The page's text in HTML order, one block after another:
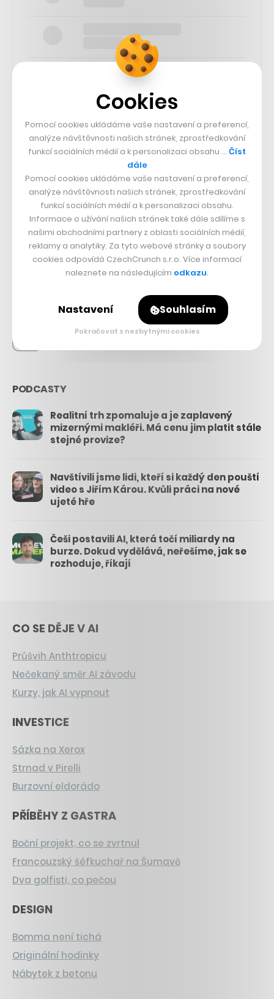
SLEDUJTE NÁS
73k
25k
56.4k
PODCASTY
Realitní trh zpomaluje a je zaplavený
mizernými makléři. Má cenu jim platit stále
stejné provize?
Navštívili jsme lidi, kteří si každý den pouští
video s Jiřím Károu. Kvůli práci na nové
ujeté hře
Češi postavili AI, která točí miliardy na
burze. Dokud vydělává, neřešíme, jak se
rozhoduje, říkají
CO SE DĚJE V AI
Průšvih Anthtropicu
Nečekaný směr AI závodu
Kurzy, jak AI vypnout
INVESTICE
Sázka na Xerox
Strnad v Pirelli
Burzovní eldorádo
PŘÍBĚHY Z GASTRA
Boční projekt, co se zvrtnul
Francouzský šéfkuchař na Šumavě
Dva golfisti, co pečou
DESIGN
Bomma není tichá
Originální hodinky
Nábytek z betonu
Cookies
Pomocí cookies ukládáme vaše nastavení a preferencí,
analýze návštěvnosti našich stránek, zprostředkování
funkcí sociálních médií a k personalizaci obsahu … Číst
dále
Pomocí cookies ukládáme vaše nastavení a preferencí,
analýze návštěvnosti našich stránek, zprostředkování
funkcí sociálních médií a k personalizaci obsahu.
Informace o užívání našich stránek také dále sdílíme s
našimi obchodními partnery z oblasti sociálních médií,
reklamy a analytiky. Za tyto webové stránky a soubory
cookies odpovídá CzechCrunch s.r.o. Více informací
naleznete na následujícím odkazu.
Nastavení Souhlasím
Pokračovat s nezbytnými cookies